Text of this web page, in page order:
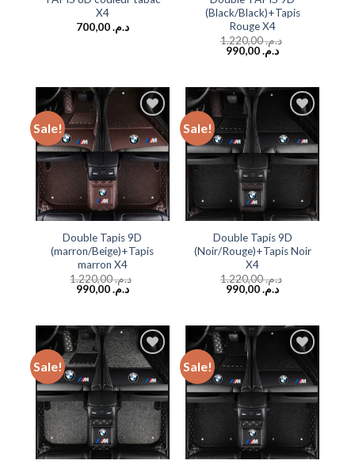
X4
د.م.700,00
(Black/Black)+Tapis
Rouge X4
د.م.1.220,00
د.م.990,00
Sale!
Add to
wishlist
Double Tapis 9D
(marron/Beige)+Tapis
marron X4
د.م.1.220,00
د.م.990,00
Sale!
wishlist
Double Tapis 9D
(Noir/Rouge)+Tapis Noir
X4
د.م.1.220,00
د.م.990,00
Sale!
Add to
wishlist
Sale!
Add to
wishlist